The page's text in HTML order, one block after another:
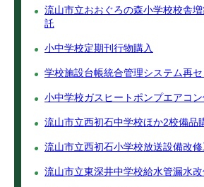
流山市立おおぐろの森小学校校舎
託
小中学校定期刊行物購入
学校施設台帳統合管理システム再
小中学校ガスヒートポンプエアコ
流山市立西初石中学校ほか2校備品
流山市立西初石小学校放送設備改修
流山市立東深井中学校給水管漏水